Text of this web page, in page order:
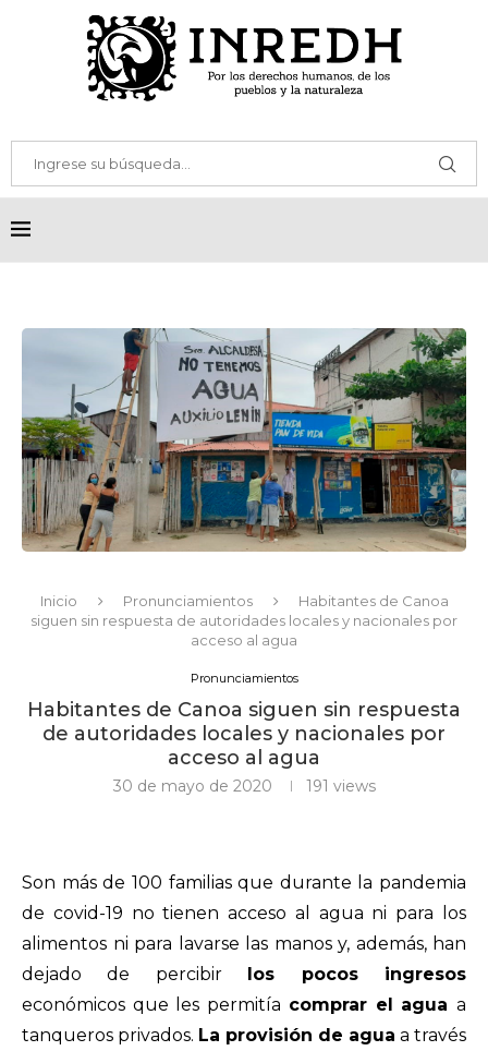
Inicio Pronunciamientos
Habitantes de Canoa
siguen sin respuesta de autoridades locales y nacionales por
acceso al agua
Pronunciamientos
Habitantes de Canoa siguen sin respuesta
de autoridades locales y nacionales por
acceso al agua
30 de mayo de 2020 191 views
Son más de 100 familias que durante la pandemia
de covid-19 no tienen acceso al agua ni para los
alimentos ni para lavarse las manos y, además, han
dejado de percibir los pocos ingresos
económicos que les permitía comprar el aguaa
tanqueros privados. La provisión de agua a través